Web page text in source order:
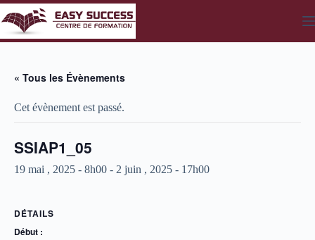
Passer
au
contenu
« Tous les Évènements
Cet évènement est passé.
SSIAP1_05
19 mai , 2025 - 8h00 - 2 juin , 2025 - 17h00
DÉTAILS
Début :